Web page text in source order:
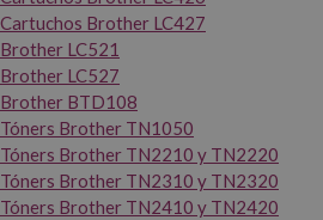
Cartuchos Brother LC427
Brother LC521
Brother LC527
Brother BTD108
Tóners Brother TN1050
Tóners Brother TN2210 y TN2220
Tóners Brother TN2310 y TN2320
Tóners Brother TN2410 y TN2420